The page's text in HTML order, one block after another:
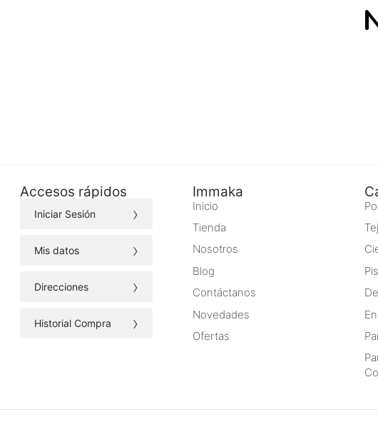
Accesos rápidos
Iniciar Sesión ›
Mis datos ›
Direcciones ›
Historial Compra ›
Immaka
Inicio
Tienda
Nosotros
Blog
Contáctanos
Novedades
Ofertas